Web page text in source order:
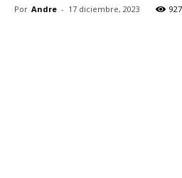
Por Andre - 17 diciembre, 2023 927